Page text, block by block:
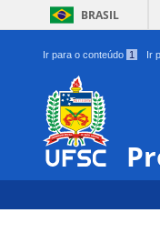
BRASIL
Ir para o conteúdo 1 Ir